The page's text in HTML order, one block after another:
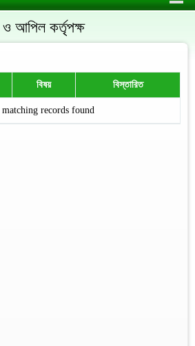
ও আপিল কর্তৃপক্ষ
বিষয় বিস্তারিত
records found